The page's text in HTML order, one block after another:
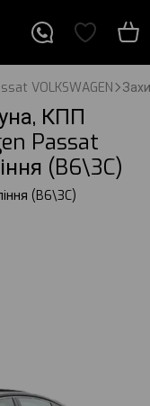
VOLKSWAGEN
КПП
Passat
(B6\3C)
(B6\3C)